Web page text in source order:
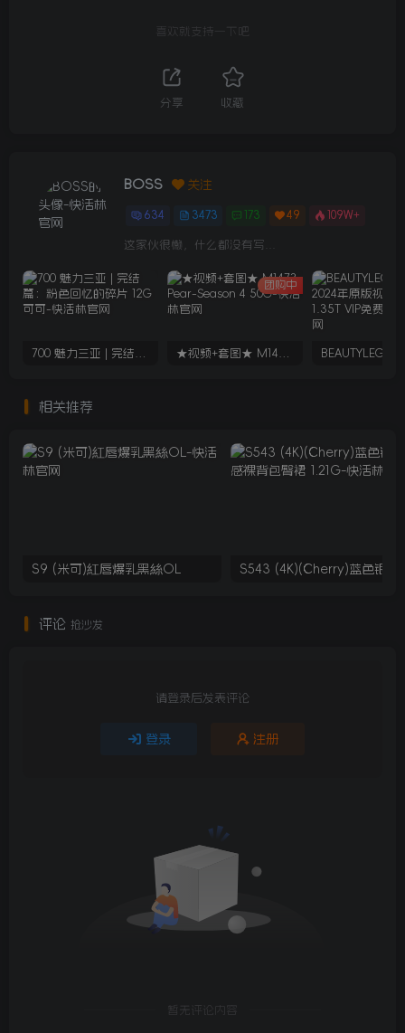
喜欢就支持一下吧
分享 收藏
BOSS 关注
634 3473 173 49 109W+
这家伙很懒，什么都没有写...
团购中
相关推荐
S9 (米可)紅唇爆乳黑絲OL
评论 抢沙发
请登录后发表评论
登录 注册
暂无评论内容